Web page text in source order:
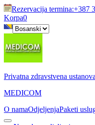
Rezervacija termina:+387
Korpa0
Privatna zdravstvena ustanova
MEDICOM
O namaOdjeljenjaPaketi